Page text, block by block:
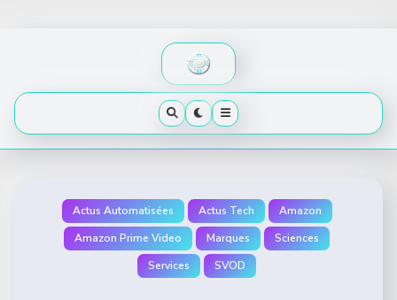
Actus Automatisées Actus Tech
Amazon
Amazon Prime Video
Marques
Sciences
Services
SVOD